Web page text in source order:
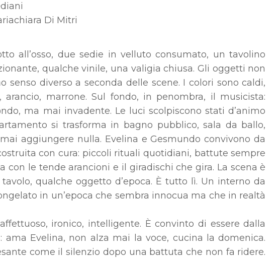
Di Mitri
all’osso, due sedie in velluto consumato, un tavolino
qualche vinile, una valigia chiusa. Gli oggetti non
senso diverso a seconda delle scene. I colori sono caldi,
arancio, marrone. Sul fondo, in penombra, il musicista:
ma mai invadente. Le luci scolpiscono stati d’animo
si trasforma in bagno pubblico, sala da ballo,
aggiungere nulla. Evelina e Gesmundo convivono da
con cura: piccoli rituali quotidiani, battute sempre
con le tende arancioni e il giradischi che gira. La scena è
qualche oggetto d’epoca. È tutto lì. Un interno da
in un’epoca che sembra innocua ma che in realtà
ironico, intelligente. È convinto di essere dalla
ama Evelina, non alza mai la voce, cucina la domenica.
come il silenzio dopo una battuta che non fa ridere.